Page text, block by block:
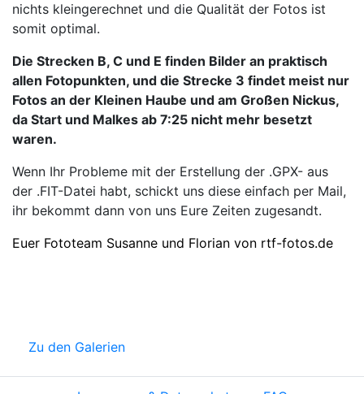
nichts kleingerechnet und die Qualität der Fotos ist
somit optimal.
Die Strecken B, C und E finden Bilder an praktisch
allen Fotopunkten, und die Strecke 3 findet meist nur
Fotos an der Kleinen Haube und am Großen Nickus,
da Start und Malkes ab 7:25 nicht mehr besetzt
waren.
Wenn Ihr Probleme mit der Erstellung der .GPX- aus
der .FIT-Datei habt, schickt uns diese einfach per Mail,
ihr bekommt dann von uns Eure Zeiten zugesandt.
Euer Fototeam Susanne und Florian von rtf-fotos.de
Zu den Galerien